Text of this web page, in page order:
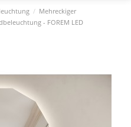
Mehreckiger
- FOREM LED